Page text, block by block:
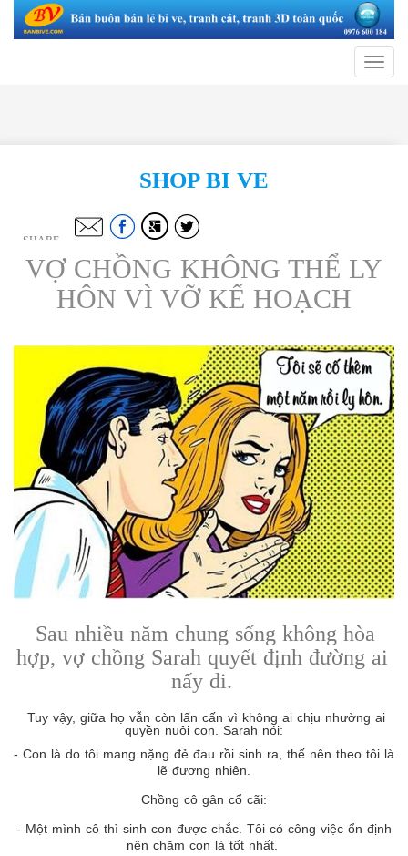
Toggle
SHOP BI VE
SHARE
VỢ CHỒNG KHÔNG THỂ LY
HÔN VÌ VỠ KẾ HOẠCH
Sau nhiều năm chung sống không hòa
hợp, vợ chồng Sarah quyết định đường ai
nấy đi.
Tuy vậy, giữa họ vẫn còn lấn cấn vì không ai chịu nhường ai
quyền nuôi con. Sarah nói:
- Con là do tôi mang nặng đẻ đau rồi sinh ra, thế nên theo tôi là
lẽ đương nhiên.
Chồng cô gân cổ cãi:
- Một mình cô thì sinh con được chắc. Tôi có công việc ổn định
nên chăm con là tốt nhất.